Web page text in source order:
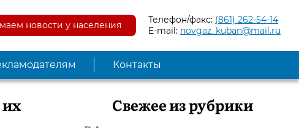
новости у населения Телефон/факс: (861) 262-54-14
E-mail: novgaz_kuban@mail.ru
Контакты
Свежее из рубрики